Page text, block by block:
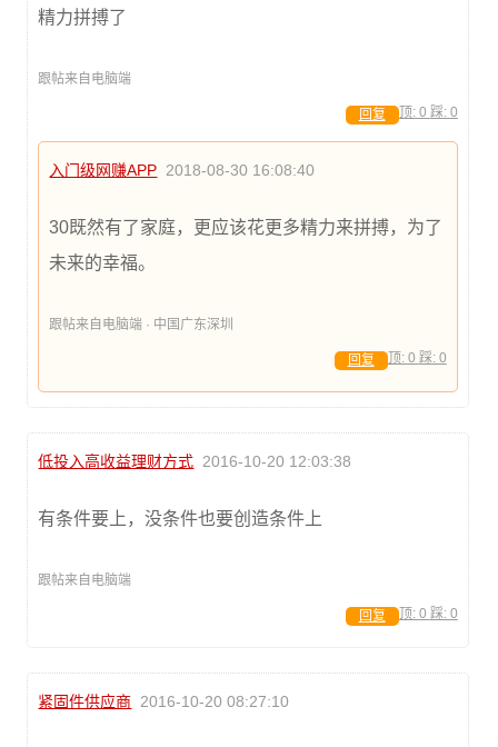
精力拼搏了
跟帖来自电脑端
顶: 0 踩: 0
回复
入门级网赚APP 2018-08-30 16:08:40
30既然有了家庭，更应该花更多精力来拼搏，为了
未来的幸福。
跟帖来自电脑端 · 中国广东深圳
顶: 0 踩: 0
回复
低投入高收益理财方式 2016-10-20 12:03:38
有条件要上，没条件也要创造条件上
跟帖来自电脑端
顶: 0 踩: 0
回复
紧固件供应商 2016-10-20 08:27:10